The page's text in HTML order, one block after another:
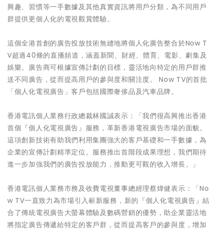
興趣、習慣等一手數據及其他真實資訊將用戶分類，為不同用戶
群提供更個人化的電視觀賞體驗。
這個全港首創的廣告投放技術無縫地將個人化廣告整合於Now T
V超過40條的直播頻道，涵蓋新聞、財經、體育、電影、劇集及
娛樂。廣告商可根據宣傳計劃的目標，靈活地向特定的用戶群推
送不同廣告，從而提高用戶的參與度和關注度。 Now TV的首批
「個人化電視廣告」客戶包括國際奢侈品及汽車品牌。
香港電訊個人業務行政總裁林國誠表示：「我們很高興推出香港
首個『個人化電視廣告』服務，革新香港電視廣告市場的面貌。
這項創新技術有助我們利用集團強大的客戶基礎和一手數據，為
企業的宣傳計劃精準定位。服務推出首階段成果理想，我們期待
進一步加強我們的廣告投放能力，推動更可觀的收入增長。」
香港電訊個人業務市務及收費電視董事總經理蔡煒健表示：「No
w TV一直致力為市場引入嶄新服務，新的『個人化電視廣告』結
合了傳統電視廣告大螢幕體驗及數碼營銷的優勢，助企業靈活地
將指定廣告傳遞給特定的客戶群，從而提高客戶的參與度，增加